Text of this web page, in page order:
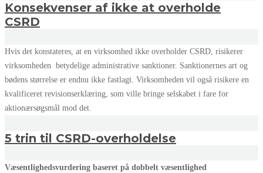
Konsekvenser af ikke at overholde
CSRD
Hvis det konstateres, at en virksomhed ikke overholder CSRD, risikerer
virksomheden betydelige administrative sanktioner. Sanktionernes art og
bødens størrelse er endnu ikke fastlagt. Virksomheden vil også risikere en
kvalificeret revisionserklæring, som ville bringe selskabet i fare for
aktionærsøgsmål mod det.
5 trin til CSRD-overholdelse
Væsentlighedsvurdering baseret på dobbelt væsentlighed